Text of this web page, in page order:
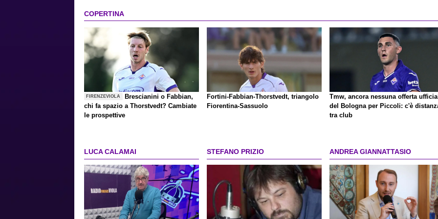
COPERTINA
FIRENZEVIOLA
Brescianini o Fabbian,
chi fa spazio a Thorstvedt? Cambiate
le prospettive
Fortini-Fabbian-Thorstvedt, triangolo
Fiorentina-Sassuolo
Tmw, ancora nessuna offerta
del Bologna per Piccoli: c'è
tra club
LUCA CALAMAI STEFANO PRIZIO ANDREA GIANNATTASIO